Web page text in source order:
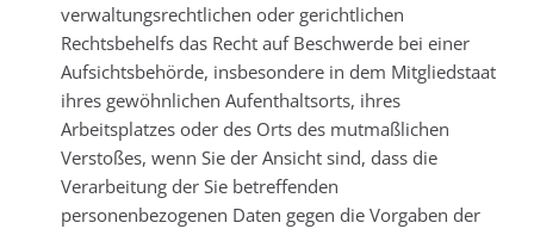
verwaltungsrechtlichen oder gerichtlichen
Rechtsbehelfs das Recht auf Beschwerde bei einer
Aufsichtsbehörde, insbesondere in dem Mitgliedstaat
ihres gewöhnlichen Aufenthaltsorts, ihres
Arbeitsplatzes oder des Orts des mutmaßlichen
Verstoßes, wenn Sie der Ansicht sind, dass die
Verarbeitung der Sie betreffenden
personenbezogenen Daten gegen die Vorgaben der